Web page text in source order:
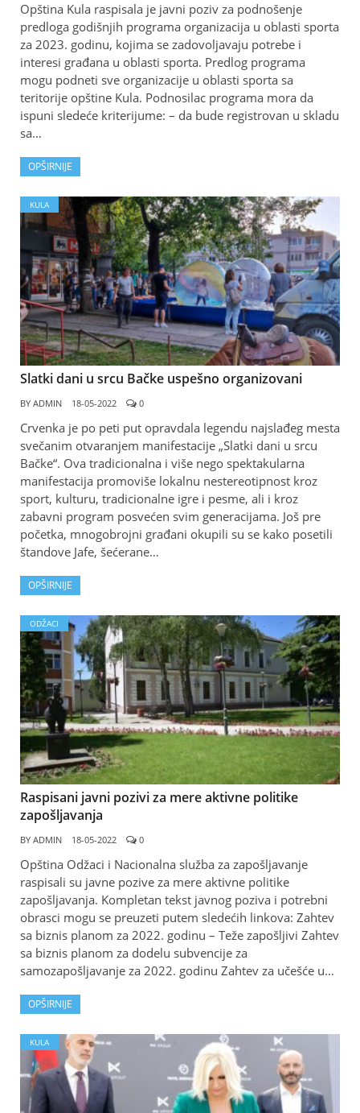
Opština Kula raspisala je javni poziv za podnošenje
predloga godišnjih programa organizacija u oblasti sporta
za 2023. godinu, kojima se zadovoljavaju potrebe i
interesi građana u oblasti sporta. Predlog programa
mogu podneti sve organizacije u oblasti sporta sa
teritorije opštine Kula. Podnosilac programa mora da
ispuni sledeće kriterijume: – da bude registrovan u skladu
sa…
OPŠIRNIJE
KULA
Slatki dani u srcu Bačke uspešno organizovani
BY ADMIN 18-05-2022 0
Crvenka je po peti put opravdala legendu najslađeg mesta
svečanim otvaranjem manifestacije „Slatki dani u srcu
Bačke“. Ova tradicionalna i više nego spektakularna
manifestacija promoviše lokalnu nestereotipnost kroz
sport, kulturu, tradicionalne igre i pesme, ali i kroz
zabavni program posvećen svim generacijama. Još pre
početka, mnogobrojni građani okupili su se kako posetili
štandove Jafe, šećerane…
OPŠIRNIJE
ODŽACI
Raspisani javni pozivi za mere aktivne politike
zapošljavanja
BY ADMIN 18-05-2022 0
Opština Odžaci i Nacionalna služba za zapošljavanje
raspisali su javne pozive za mere aktivne politike
zapošljavanja. Kompletan tekst javnog poziva i potrebni
obrasci mogu se preuzeti putem sledećih linkova: Zahtev
sa biznis planom za 2022. godinu – Teže zapošljivi Zahtev
sa biznis planom za dodelu subvencije za
samozapošljavanje za 2022. godinu Zahtev za učešće u…
OPŠIRNIJE
KULA